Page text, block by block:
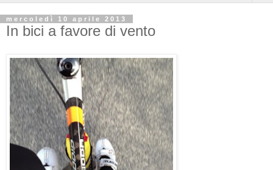
mercoledì 10 aprile 2013
In bici a favore di vento